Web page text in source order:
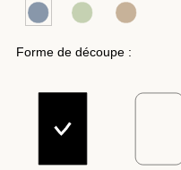
Forme de découpe :